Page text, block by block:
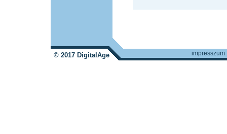
© 2017 DigitalAge impresszum